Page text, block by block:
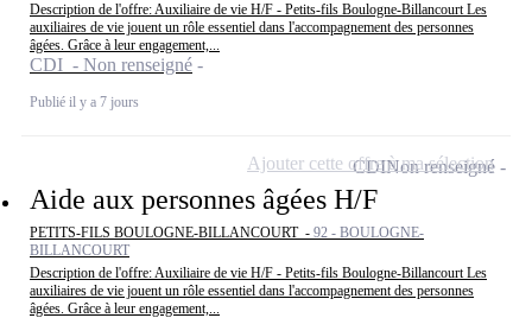
Description de l'offre: Auxiliaire de vie H/F - Petits-fils Boulogne-Billancourt Les
auxiliaires de vie jouent un rôle essentiel dans l'accompagnement des personnes
âgées. Grâce à leur engagement,...
CDI - Non renseigné
Publié il y a 7 jours
Aide aux personnes âgées H/F
PETITS-FILS BOULOGNE-BILLANCOURT - 92 - BOULOGNE-
BILLANCOURT
Description de l'offre: Auxiliaire de vie H/F - Petits-fils Boulogne-Billancourt Les
auxiliaires de vie jouent un rôle essentiel dans l'accompagnement des personnes
âgées. Grâce à leur engagement,...
CDINon renseigné
Ajouter cette offre à ma sélection